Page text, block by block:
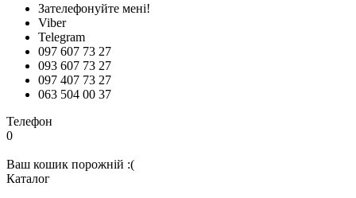
Зателефонуйте мені!
Viber
Telegram
097 607 73 27
093 607 73 27
097 407 73 27
063 504 00 37
Телефон
0
Ваш кошик порожній :(
Каталог